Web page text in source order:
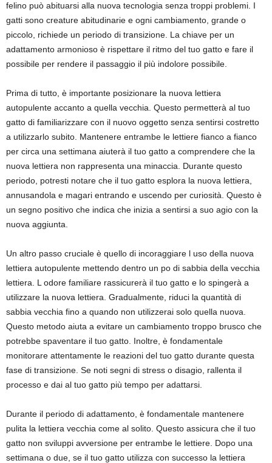
felino può abituarsi alla nuova tecnologia senza troppi problemi. I
gatti sono creature abitudinarie e ogni cambiamento, grande o
piccolo, richiede un periodo di transizione. La chiave per un
adattamento armonioso è rispettare il ritmo del tuo gatto e fare il
possibile per rendere il passaggio il più indolore possibile.
Prima di tutto, è importante posizionare la nuova lettiera
autopulente accanto a quella vecchia. Questo permetterà al tuo
gatto di familiarizzare con il nuovo oggetto senza sentirsi costretto
a utilizzarlo subito. Mantenere entrambe le lettiere fianco a fianco
per circa una settimana aiuterà il tuo gatto a comprendere che la
nuova lettiera non rappresenta una minaccia. Durante questo
periodo, potresti notare che il tuo gatto esplora la nuova lettiera,
annusandola e magari entrando e uscendo per curiosità. Questo è
un segno positivo che indica che inizia a sentirsi a suo agio con la
nuova aggiunta.
Un altro passo cruciale è quello di incoraggiare l uso della nuova
lettiera autopulente mettendo dentro un po di sabbia della vecchia
lettiera. L odore familiare rassicurerà il tuo gatto e lo spingerà a
utilizzare la nuova lettiera. Gradualmente, riduci la quantità di
sabbia vecchia fino a quando non utilizzerai solo quella nuova.
Questo metodo aiuta a evitare un cambiamento troppo brusco che
potrebbe spaventare il tuo gatto. Inoltre, è fondamentale
monitorare attentamente le reazioni del tuo gatto durante questa
fase di transizione. Se noti segni di stress o disagio, rallenta il
processo e dai al tuo gatto più tempo per adattarsi.
Durante il periodo di adattamento, è fondamentale mantenere
pulita la lettiera vecchia come al solito. Questo assicura che il tuo
gatto non sviluppi avversione per entrambe le lettiere. Dopo una
settimana o due, se il tuo gatto utilizza con successo la lettiera